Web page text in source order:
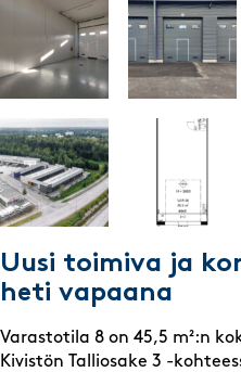
Uusi toimiva ja
heti vapaana
Varastotila 8 on 45,5 m²:n
Kivistön Talliosake 3 -